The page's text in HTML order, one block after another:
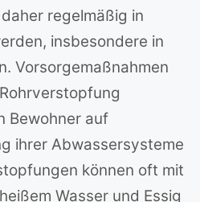
regelmäßig in
insbesondere in
Vorsorgemaßnahmen
Bewohner auf
ihrer Abwassersysteme
können oft mit
Wasser und Essig